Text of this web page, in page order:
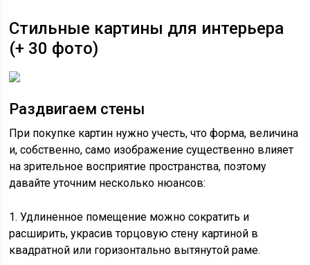
Стильные картины для интерьера
(+ 30 фото)
Раздвигаем стены
При покупке картин нужно учесть, что форма, величина
и, собственно, само изображение существенно влияет
на зрительное восприятие пространства, поэтому
давайте уточним несколько нюансов:
1. Удлиненное помещение можно сократить и
расширить, украсив торцовую стену картиной в
квадратной или горизонтально вытянутой раме.